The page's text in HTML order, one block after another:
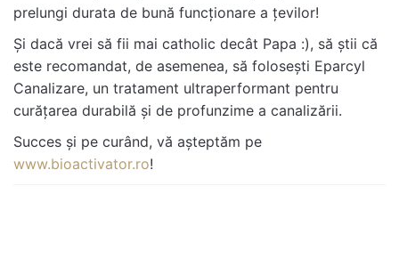
prelungi durata de bună funcționare a țevilor!
Și dacă vrei să fii mai catholic decât Papa :), să știi că
este recomandat, de asemenea, să folosești Eparcyl
Canalizare, un tratament ultraperformant pentru
curățarea durabilă și de profunzime a canalizării.
Succes și pe curând, vă așteptăm pe
www.bioactivator.ro!